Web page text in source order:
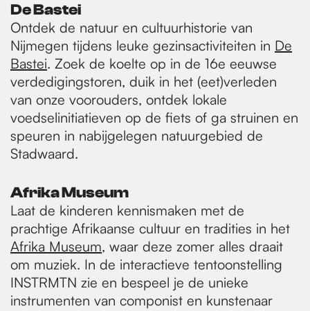
De Bastei
Ontdek de natuur en cultuurhistorie van
Nijmegen tijdens leuke gezinsactiviteiten in De
Bastei. Zoek de koelte op in de 16e eeuwse
verdedigingstoren, duik in het (eet)verleden
van onze voorouders, ontdek lokale
voedselinitiatieven op de fiets of ga struinen en
speuren in nabijgelegen natuurgebied de
Stadwaard.
Afrika Museum
Laat de kinderen kennismaken met de
prachtige Afrikaanse cultuur en tradities in het
Afrika Museum, waar deze zomer alles draait
om muziek. In de interactieve tentoonstelling
INSTRMTN zie en bespeel je de unieke
instrumenten van componist en kunstenaar